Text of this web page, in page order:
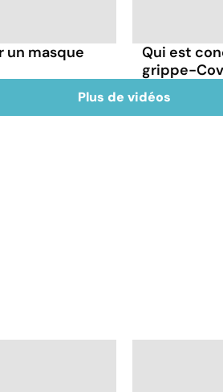
un masque
Qui est
grippe-
Plus de vidéos